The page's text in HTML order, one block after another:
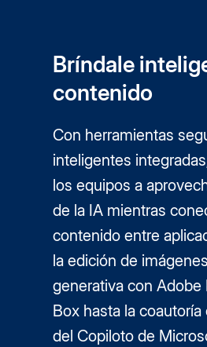
Bríndale
contenido
Con herramientas
inteligentes
los equipos a
de la IA mientras
contenido entre
la edición de
generativa con Adobe
Box hasta la coautoría
del Copiloto de